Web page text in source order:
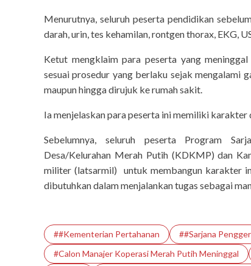
Menurutnya, seluruh peserta pendidikan
darah, urin, tes kehamilan, rontgen thorax, EKG,
Ketut mengklaim para peserta yang
sesuai prosedur yang berlaku sejak mengalami
maupun hingga dirujuk ke rumah sakit.
Ia menjelaskan para peserta ini memiliki
Sebelumnya, seluruh peserta Program
Desa/Kelurahan Merah Putih (KDKMP) dan
militer (latsarmil) untuk membangun karakter
dibutuhkan dalam menjalankan tugas sebagai
##Kementerian Pertahanan
##Sarjana
#Calon Manajer Koperasi Merah Putih Meninggal